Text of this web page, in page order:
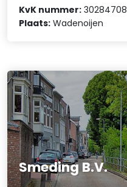
KvK nummer: 30284708
Plaats: Wadenoijen
Smeding B.V.